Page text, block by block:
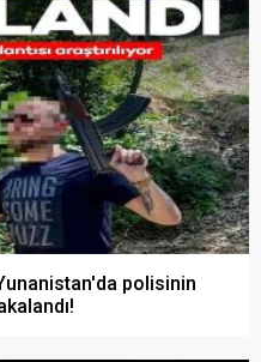
polisinin